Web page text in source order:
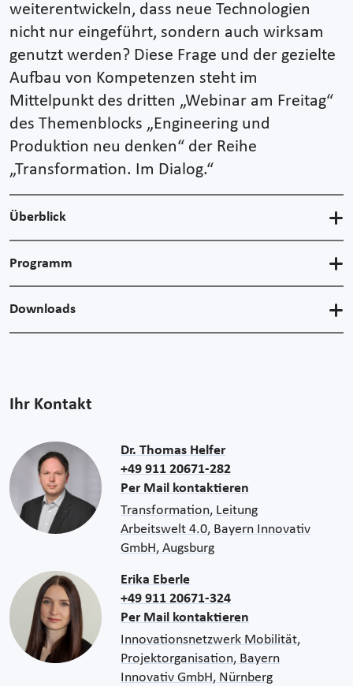
weiterentwickeln, dass neue Technologien
nicht nur eingeführt, sondern auch wirksam
genutzt werden? Diese Frage und der gezielte
Aufbau von Kompetenzen steht im
Mittelpunkt des dritten „Webinar am Freitag“
des Themenblocks „Engineering und
Produktion neu denken“ der Reihe
„Transformation. Im Dialog.“
Überblick
Programm
Downloads
Ihr Kontakt
Dr. Thomas Helfer
+49 911 20671-282
Per Mail kontaktieren
Transformation, Leitung
Arbeitswelt 4.0, Bayern Innovativ
GmbH, Augsburg
Erika Eberle
+49 911 20671-324
Per Mail kontaktieren
Innovationsnetzwerk Mobilität,
Projektorganisation, Bayern
Innovativ GmbH, Nürnberg